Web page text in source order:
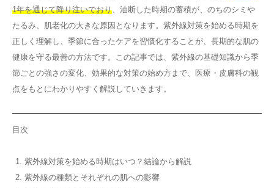
1年を通じて降り注いでおり、油断した時期の蓄積が、のちのシミや
たるみ、肌老化の大きな原因となります。紫外線対策を始める時期を
正しく理解し、季節に合ったケアを習慣化することが、長期的な肌の
健康を守る最善の方法です。この記事では、紫外線の基礎知識から季
節ごとの強さの変化、効果的な対策の始め方まで、医療・皮膚科の観
点をもとにわかりやすく解説していきます。
目次
紫外線対策を始める時期はいつ？結論から解説
紫外線の種類とそれぞれの肌への影響
English